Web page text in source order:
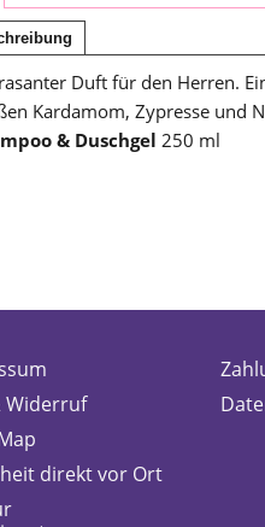
Duft für den Herren.
Kardamom, Zypresse und
& Duschgel 250 ml
Widerruf
direkt vor Ort